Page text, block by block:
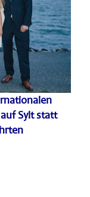
Sylt statt